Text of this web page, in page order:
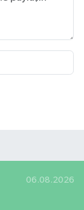
06.08.2026